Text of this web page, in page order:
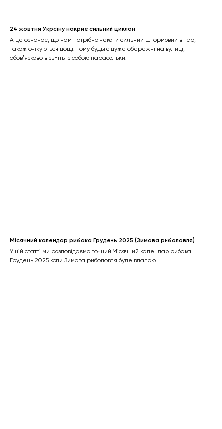
24 жовтня Україну накриє сильний циклон
А це означає, що нам потрібно чекати сильний штормовий вітер,
також очікуються дощі. Тому будьте дуже обережні на вулиці,
обовʼязково візьміть із собою парасольки.
Місячний календар рибака Грудень 2025 (Зимова риболовля)
У цій статті ми розповідаємо точний Місячний календар рибака
Грудень 2025 коли Зимова риболовля буде вдалою